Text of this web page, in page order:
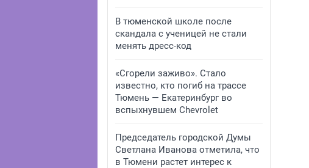
В тюменской школе после
скандала с ученицей не стали
менять дресс-код
«Сгорели заживо». Стало
известно, кто погиб на трассе
Тюмень — Екатеринбург во
вспыхнувшем Chevrolet
Председатель городской Думы
Светлана Иванова отметила, что
в Тюмени растет интерес к